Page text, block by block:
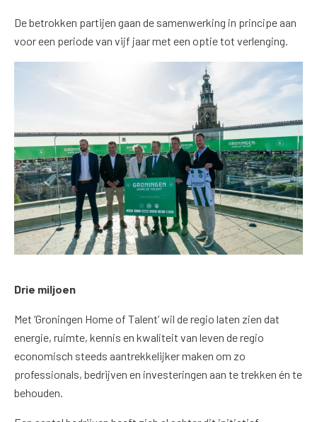
De betrokken partijen gaan de samenwerking in principe aan
voor een periode van vijf jaar met een optie tot verlenging.
Drie miljoen
Met ‘Groningen Home of Talent’ wil de regio laten zien dat
energie, ruimte, kennis en kwaliteit van leven de regio
economisch steeds aantrekkelijker maken om zo
professionals, bedrijven en investeringen aan te trekken én te
behouden.